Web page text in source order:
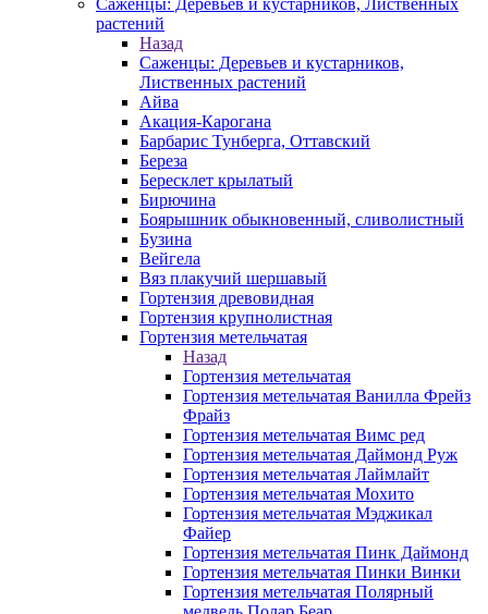
Саженцы: Деревьев и кустарников, Лиственных
растений
Назад
Саженцы: Деревьев и кустарников,
Лиственных растений
Айва
Акация-Карогана
Барбарис Тунберга, Оттавский
Береза
Бересклет крылатый
Бирючина
Боярышник обыкновенный, сливолистный
Бузина
Вейгела
Вяз плакучий шершавый
Гортензия древовидная
Гортензия крупнолистная
Гортензия метельчатая
Назад
Гортензия метельчатая
Гортензия метельчатая Ванилла Фрейз
Фрайз
Гортензия метельчатая Вимс ред
Гортензия метельчатая Даймонд Руж
Гортензия метельчатая Лаймлайт
Гортензия метельчатая Мохито
Гортензия метельчатая Мэджикал
Файер
Гортензия метельчатая Пинк Даймонд
Гортензия метельчатая Пинки Винки
Гортензия метельчатая Полярный